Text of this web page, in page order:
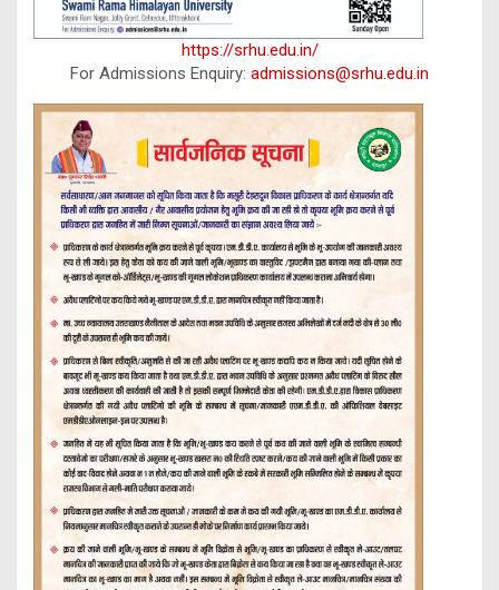
https://srhu.edu.in/
For Admissions Enquiry: admissions@srhu.edu.in